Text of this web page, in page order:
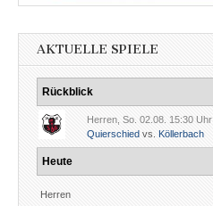
AKTUELLE SPIELE
Rückblick
Herren, So. 02.08. 15:30 Uhr
Quierschied vs. Köllerbach
Heute
Herren